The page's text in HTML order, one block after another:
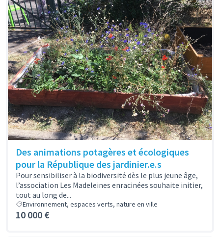
Des animations potagères et écologiques
pour la République des jardinier.e.s
Pour sensibiliser à la biodiversité dès le plus jeune âge,
l’association Les Madeleines enracinées souhaite initier,
tout au long de...
Environnement, espaces verts, nature en ville
10 000 €